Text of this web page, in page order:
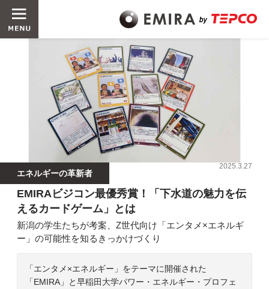
エネルギーの革新者
2025.3.27
EMIRAビジコン最優秀賞！「下水道の魅力を伝
えるカードゲーム」とは
新潟の学生たちが考案、Z世代向け「エンタメ×エネルギ
ー」の可能性を知るきっかけづくり
「エンタメ×エネルギー」をテーマに開催された
「EMIRA」と早稲田大学パワー・エネルギー・プロフェ